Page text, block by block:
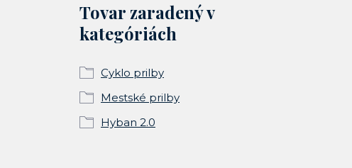
Tovar zaradený v
kategóriách
Cyklo prilby
Mestské prilby
Hyban 2.0